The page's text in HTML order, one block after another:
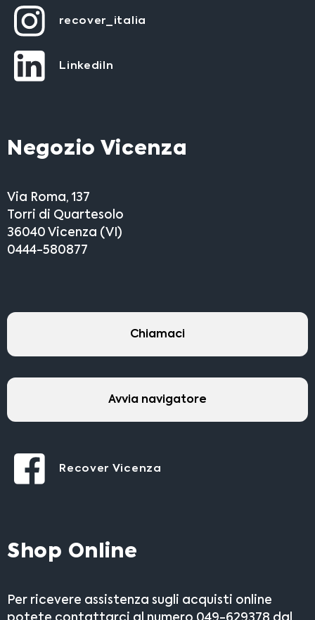
recover_italia
LinkediIn
Negozio Vicenza
Via Roma, 137
Torri di Quartesolo
36040 Vicenza (VI)
0444-580877
Chiamaci
Avvia navigatore
Recover Vicenza
Shop Online
Per ricevere assistenza sugli acquisti online